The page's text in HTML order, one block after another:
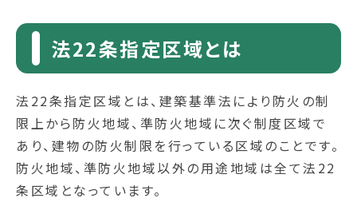
法22条指定区域とは
法22条指定区域とは、建築基準法により防火の制
限上から防火地域、準防火地域に次ぐ制度区域で
あり、建物の防火制限を行っている区域のことです。
防火地域、準防火地域以外の用途地域は全て法22
条区域となっています。